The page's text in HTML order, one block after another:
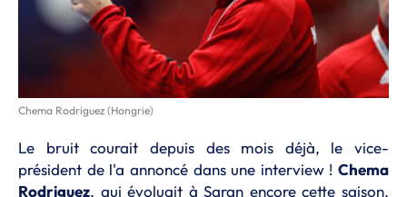
Chema Rodriguez (Hongrie)
Le bruit courait depuis des mois déjà, le vice-
président de l'a annoncé dans une interview ! Chema
Rodriguez, qui évoluait à Saran encore cette saison,